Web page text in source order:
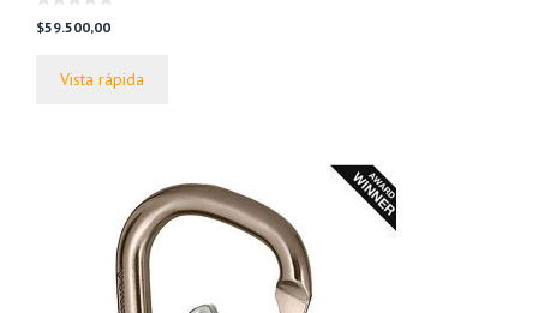
0
d
$59.500,00
Vista rápida